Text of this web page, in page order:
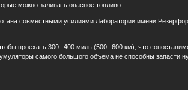
можно заливать опасное топливо.
совместными усилиями Лаборатории имени
проехать 300--400 миль (500--600 км), что
самого большого объема не способны запасти